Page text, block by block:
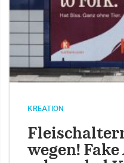
KREATION
wegen!